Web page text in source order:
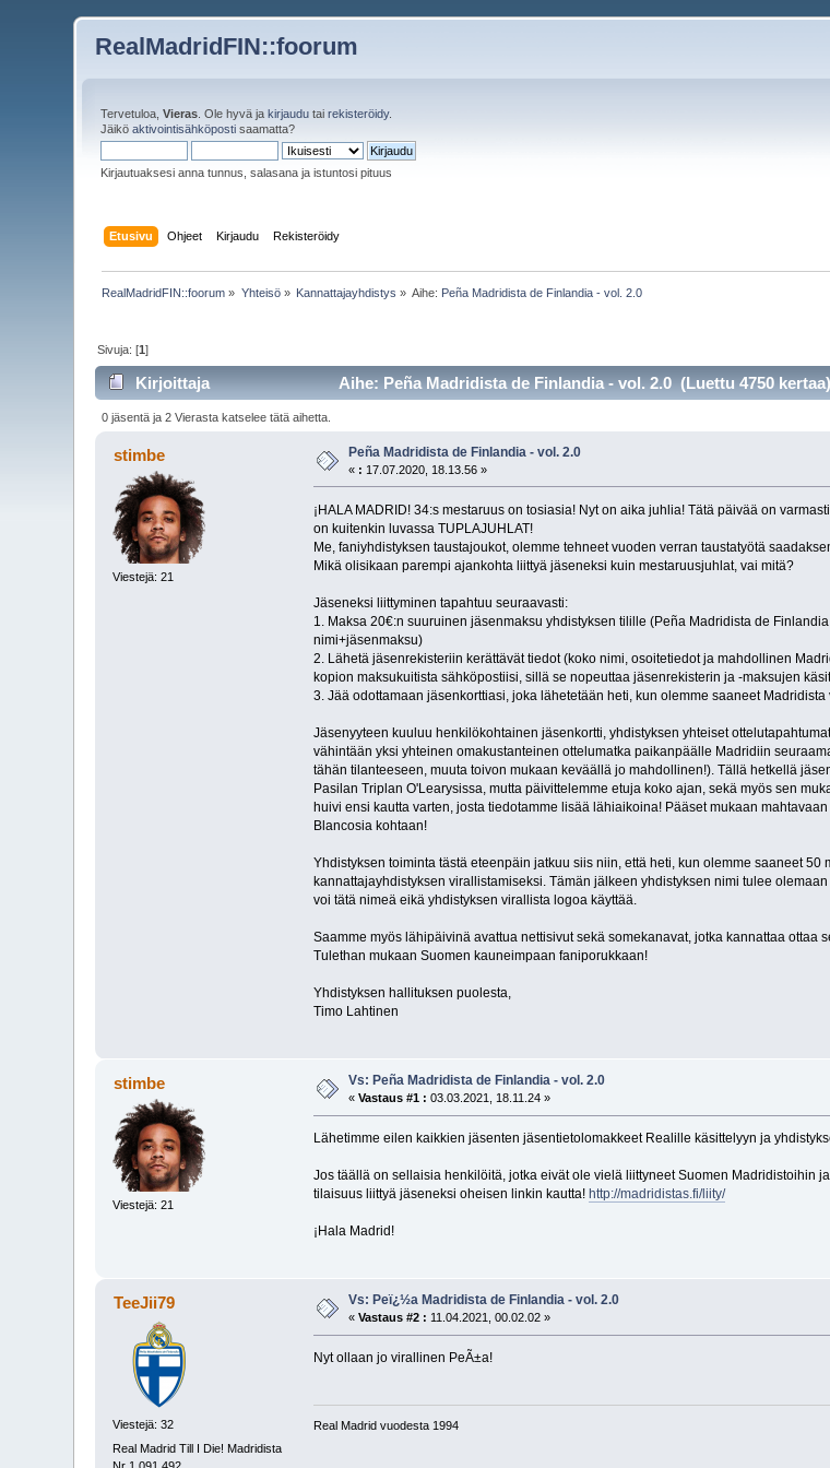
RealMadridFIN::foorum
Tervetuloa,Vieras . Ole hyvä jakirjaudu tairekisteröidy.
Jäiköaktivointisähköposti saamatta?
Kirjautuaksesi anna tunnus, salasana ja istuntosi pituus
Etusivu Ohjeet Kirjaudu Rekisteröidy
RealMadridFIN::foorum » Yhteisö» Kannattajayhdistys » Aihe: Peña Madridista de Finlandia - vol. 2.0
Sivuja: [1]
Kirjoittaja Aihe: Peña Madridista de Finlandia - vol. 2.0 (Luettu 4750 kertaa)
0 jäsentä ja 2 Vierasta katselee tätä aihetta.
stimbe
Viestejä: 21
Peña Madridista de Finlandia - vol. 2.0
« : 17.07.2020, 18.13.56 »
¡HALA MADRID! 34:s mestaruus on tosiasia! Nyt on aika juhlia! Tätä päivää on
on kuitenkin luvassa TUPLAJUHLAT!
Me, faniyhdistyksen taustajoukot, olemme tehneet vuoden verran taustatyötä
Mikä olisikaan parempi ajankohta liittyä jäseneksi kuin mestaruusjuhlat, vai mitä?
Jäseneksi liittyminen tapahtuu seuraavasti:
1. Maksa 20€:n suuruinen jäsenmaksu yhdistyksen tilille (Peña Madridista de
nimi+jäsenmaksu)
2. Lähetä jäsenrekisteriin kerättävät tiedot (koko nimi, osoitetiedot ja mahdollinen
kopion maksukuitista sähköpostiisi, sillä se nopeuttaa jäsenrekisterin ja -maksujen
3. Jää odottamaan jäsenkorttiasi, joka lähetetään heti, kun olemme saaneet
Jäsenyyteen kuuluu henkilökohtainen jäsenkortti, yhdistyksen yhteiset
vähintään yksi yhteinen omakustanteinen ottelumatka paikanpäälle Madridiin
tähän tilanteeseen, muuta toivon mukaan keväällä jo mahdollinen!). Tällä hetkellä
Pasilan Triplan O'Learysissa, mutta päivittelemme etuja koko ajan, sekä myös sen
huivi ensi kautta varten, josta tiedotamme lisää lähiaikoina! Pääset mukaan
Blancosia kohtaan!
Yhdistyksen toiminta tästä eteenpäin jatkuu siis niin, että heti, kun olemme saaneet
kannattajayhdistyksen virallistamiseksi. Tämän jälkeen yhdistyksen nimi tulee
voi tätä nimeä eikä yhdistyksen virallista logoa käyttää.
Saamme myös lähipäivinä avattua nettisivut sekä somekanavat, jotka kannattaa ottaa
Tulethan mukaan Suomen kauneimpaan faniporukkaan!
Yhdistyksen hallituksen puolesta,
Timo Lahtinen
stimbe
Viestejä: 21
Vs: Peña Madridista de Finlandia - vol. 2.0
«Vastaus #1 : 03.03.2021, 18.11.24 »
Lähetimme eilen kaikkien jäsenten jäsentietolomakkeet Realille käsittelyyn ja
Jos täällä on sellaisia henkilöitä, jotka eivät ole vielä liittyneet Suomen Madridistoihin
tilaisuus liittyä jäseneksi oheisen linkin kautta! http://madridistas.fi/liity/
¡Hala Madrid!
TeeJii79
Viestejä: 32
Real Madrid Till I Die! Madridista
Nr 1 091 492
Vs: Peï¿½a Madridista de Finlandia - vol. 2.0
«Vastaus #2 : 11.04.2021, 00.02.02 »
Nyt ollaan jo virallinen PeÃ±a!
Real Madrid vuodesta 1994